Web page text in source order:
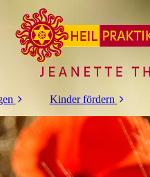
Kinder fördern
Gehirn Balance
Kinder fördern mit